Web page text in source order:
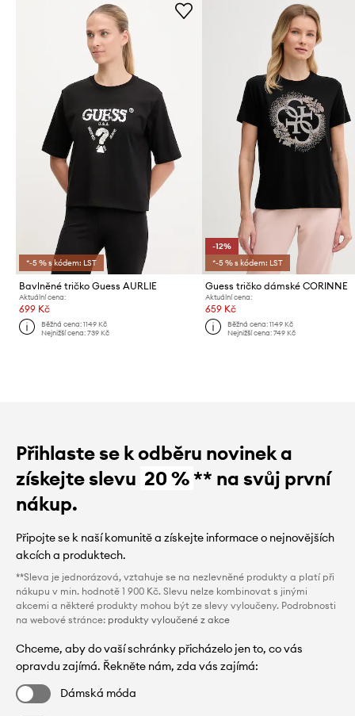
*-5 % s kódem: LST
Bavlněné tričko Guess AURLIE
Aktuální cena:
699 Kč
Běžná cena:1149 Kč
Nejnižší cena:739 Kč
-12%
*-5 % s kódem: LST
Guess tričko dámské CORINNE
Aktuální cena:
659 Kč
Běžná cena: 1149 Kč
Nejnižší cena: 749 Kč
Přihlaste se k odběru novinek a
získejte slevu 20 %** na svůj první
nákup.
Připojte se k naší komunitě a získejte informace o nejnovějších
akcích a produktech.
**Sleva je jednorázová, vztahuje se na nezlevněné produkty a platí při
nákupu v min. hodnotě 1 900 Kč. Slevu nelze kombinovat s jinými
akcemi a některé produkty mohou být ze slevy vyloučeny. Podrobnosti
na webové stránce: produkty vyloučené z akce
Chceme, aby do vaší schránky přicházelo jen to, co vás
opravdu zajímá. Řekněte nám, zda vás zajímá:
Dámská móda